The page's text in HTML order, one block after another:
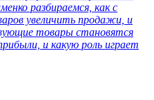
разбираемся, как с
увеличить продажи, и
товары становятся
и какую роль играет